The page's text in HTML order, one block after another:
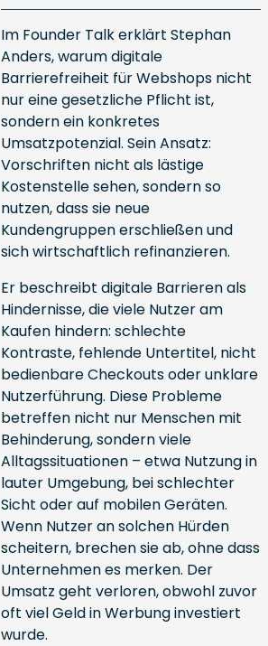
Im Founder Talk erklärt Stephan
Anders, warum digitale
Barrierefreiheit für Webshops nicht
nur eine gesetzliche Pflicht ist,
sondern ein konkretes
Umsatzpotenzial. Sein Ansatz:
Vorschriften nicht als lästige
Kostenstelle sehen, sondern so
nutzen, dass sie neue
Kundengruppen erschließen und
sich wirtschaftlich refinanzieren.
Er beschreibt digitale Barrieren als
Hindernisse, die viele Nutzer am
Kaufen hindern: schlechte
Kontraste, fehlende Untertitel, nicht
bedienbare Checkouts oder unklare
Nutzerführung. Diese Probleme
betreffen nicht nur Menschen mit
Behinderung, sondern viele
Alltagssituationen – etwa Nutzung in
lauter Umgebung, bei schlechter
Sicht oder auf mobilen Geräten.
Wenn Nutzer an solchen Hürden
scheitern, brechen sie ab, ohne dass
Unternehmen es merken. Der
Umsatz geht verloren, obwohl zuvor
oft viel Geld in Werbung investiert
wurde.